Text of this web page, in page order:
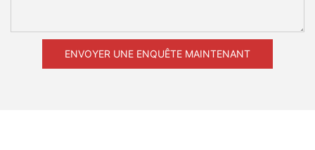
ENVOYER UNE ENQUÊTE MAINTENANT